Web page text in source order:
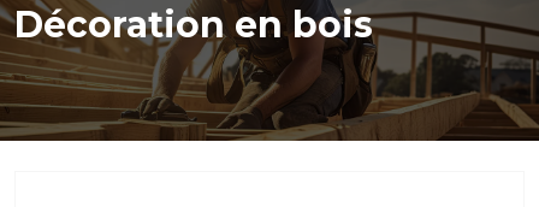
Décoration en bois